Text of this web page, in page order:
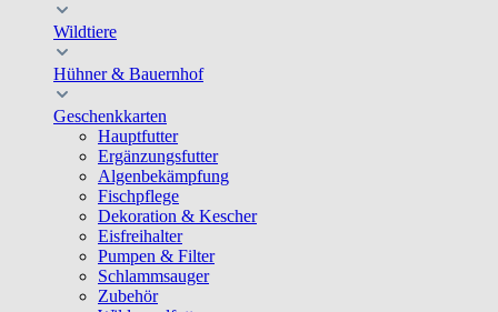
Wildtiere
Hühner & Bauernhof
Geschenkkarten
Hauptfutter
Ergänzungsfutter
Algenbekämpfung
Fischpflege
Dekoration & Kescher
Eisfreihalter
Pumpen & Filter
Schlammsauger
Zubehör